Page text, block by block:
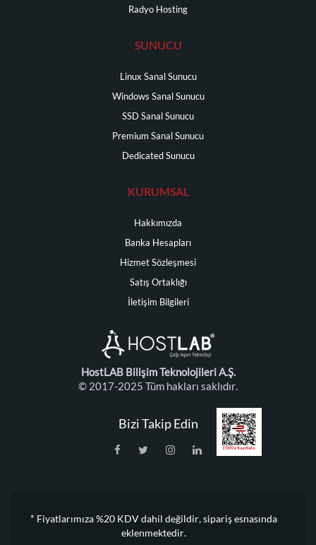
Radyo Hosting
SUNUCU
Linux Sanal Sunucu
Windows Sanal Sunucu
SSD Sanal Sunucu
Premium Sanal Sunucu
Dedicated Sunucu
KURUMSAL
Hakkımızda
Banka Hesapları
Hizmet Sözleşmesi
Satış Ortaklığı
İletişim Bilgileri
HostLAB Bilişim Teknolojileri A.Ş.
© 2017-2025 Tüm hakları saklıdır.
Bizi Takip Edin
* Fiyatlarımıza %20 KDV dahil değildir, sipariş esnasında
eklenmektedir.